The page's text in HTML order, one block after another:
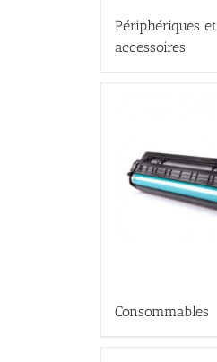
Périphériques et
accessoires
Consommables